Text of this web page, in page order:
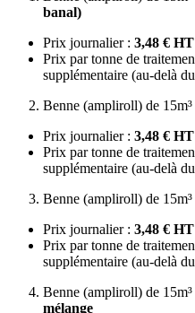
banal)
Prix journalier : 3,48 € HT
Prix par tonne de
supplémentaire (au-delà
Benne (ampliroll) de
Prix journalier : 3,48 € HT
Prix par tonne de
supplémentaire (au-delà
Benne (ampliroll) de
Prix journalier : 3,48 € HT
Prix par tonne de
supplémentaire (au-delà
Benne (ampliroll) de
mélange